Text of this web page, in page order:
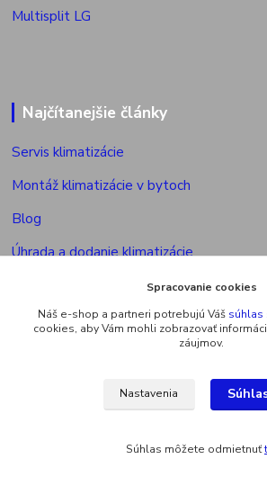
Multisplit LG
Najčítanejšie články
Servis klimatizácie
Montáž klimatizácie v bytoch
Blog
Úhrada a dodanie klimatizácie
Povolenie na montáž klimatizácie
Výkon vonkajšej jed. multisplitu
Upravit sběr cookies.
Spracovanie cookies
Náš e-shop a partneri potrebujú Váš súhlas
cookies, aby Vám mohli zobrazovať
záujmov.
Nastavenia
Súhlas môžete odmietnuť